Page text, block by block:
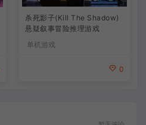
杀死影子(Kill The Shadow)
悬疑叙事冒险推理游戏
单机游戏
0